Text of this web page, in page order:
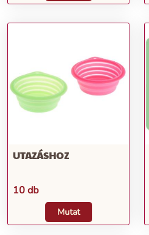
UTAZÁSHOZ
10 db
Mutat